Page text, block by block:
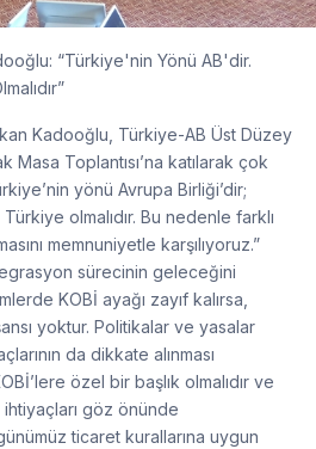
“Türkiye'nin Yönü AB'dir.
Kadooğlu, Türkiye-AB Üst Düzey
Masa Toplantısı’na katılarak çok
yönü Avrupa Birliği’dir;
olmalıdır. Bu nedenle farklı
memnuniyetle karşılıyoruz.”
sürecinin geleceğini
KOBİ ayağı zayıf kalırsa,
yoktur. Politikalar ve yasalar
da dikkate alınması
özel bir başlık olmalıdır ve
ihtiyaçları göz önünde
ticaret kurallarına uygun